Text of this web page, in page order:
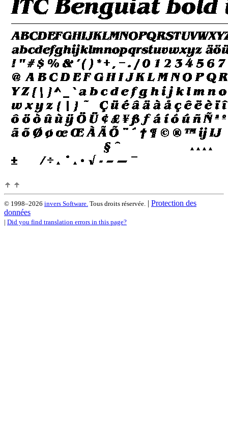
© 1998–2026 invers Software. Tous droits réservée. | Protection des
données
| Did you find translation errors in this page?